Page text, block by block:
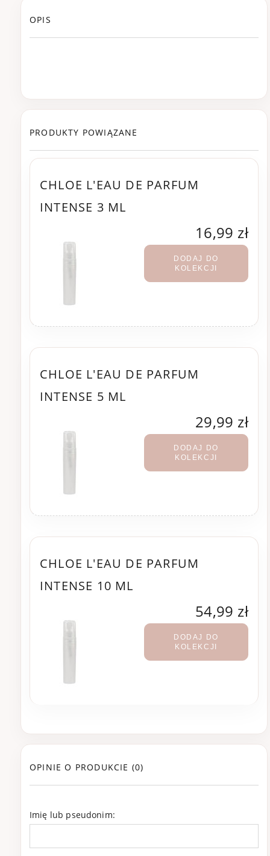
OPIS
PRODUKTY POWIĄZANE
CHLOE L'EAU DE PARFUM
INTENSE 3 ML
16,99 zł
DODAJ DO
KOLEKCJI
CHLOE L'EAU DE PARFUM
INTENSE 5 ML
29,99 zł
DODAJ DO
KOLEKCJI
CHLOE L'EAU DE PARFUM
INTENSE 10 ML
54,99 zł
DODAJ DO
KOLEKCJI
OPINIE O PRODUKCIE (0)
Imię lub pseudonim: